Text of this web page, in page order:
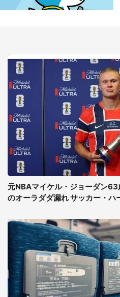
元NBAマイケル・ジョーダン
のオーラダダ漏れ サッカー・ハ